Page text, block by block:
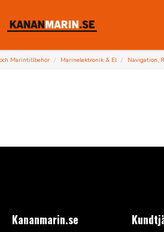
Marintillbehör Marinelektronik & El Navigation,
Kananmarin.se